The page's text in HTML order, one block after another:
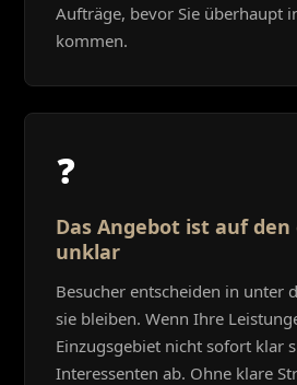
Aufträge, bevor Sie überhaupt
kommen.
❓
Das Angebot ist auf
unklar
Besucher entscheiden in unter
sie bleiben. Wenn Ihre
Einzugsgebiet nicht sofort klar
Interessenten ab. Ohne klare